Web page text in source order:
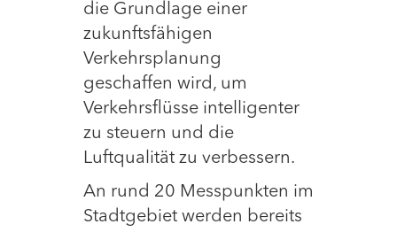
die Grundlage einer
zukunftsfähigen
Verkehrsplanung
geschaffen wird, um
Verkehrsflüsse intelligenter
zu steuern und die
Luftqualität zu verbessern.
An rund 20 Messpunkten im
Stadtgebiet werden bereits